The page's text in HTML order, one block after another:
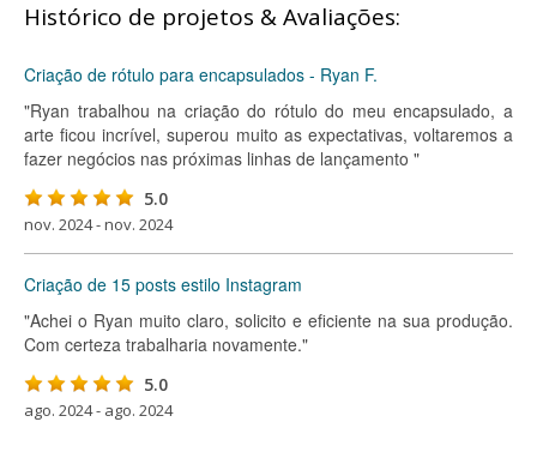
Histórico de projetos & Avaliações:
Criação de rótulo para encapsulados - Ryan F.
"Ryan trabalhou na criação do rótulo do meu encapsulado, a
arte ficou incrível, superou muito as expectativas, voltaremos a
fazer negócios nas próximas linhas de lançamento "
5.0
nov. 2024 - nov. 2024
Criação de 15 posts estilo Instagram
"Achei o Ryan muito claro, solicito e eficiente na sua produção.
Com certeza trabalharia novamente."
5.0
ago. 2024 - ago. 2024